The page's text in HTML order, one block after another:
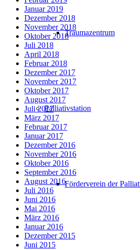
Traumazentrum
Palliativstation
Förderverein der
Januar 2019
Dezember 2018
November 2018
Oktober 2018
Juli 2018
April 2018
Februar 2018
Dezember 2017
November 2017
Oktober 2017
August 2017
Juli 2017
März 2017
Februar 2017
Januar 2017
Dezember 2016
November 2016
Oktober 2016
September 2016
August 2016
Juli 2016
Juni 2016
Mai 2016
März 2016
Januar 2016
Dezember 2015
Juni 2015